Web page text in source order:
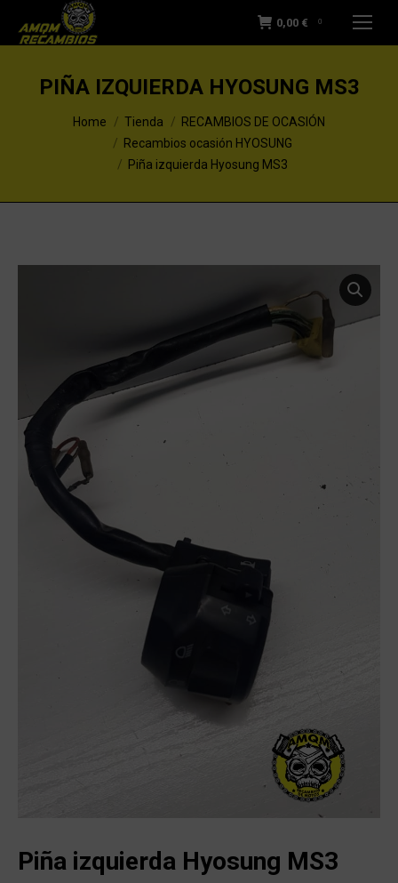
0,00 € 0
PIÑA IZQUIERDA HYOSUNG MS3
You are here:Home Tienda
RECAMBIOS DE OCASIÓN
Recambios ocasión HYOSUNG
Piña izquierda Hyosung MS3
Piña izquierda Hyosung MS3